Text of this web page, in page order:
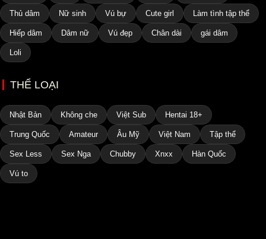
Thủ dâm Nữ sinh Vú bự Cute girl Làm tình tập thể
Hiếp dâm Dâm nữ Vú đẹp Chân dài gái dâm
Loli
THỂ LOẠI
Nhật Bản Không che Việt Sub Hentai 18+
Trung Quốc Amateur Âu Mỹ Việt Nam Tập thể
Sex Less Sex Nga Chubby Xnxx Hàn Quốc
Vú to